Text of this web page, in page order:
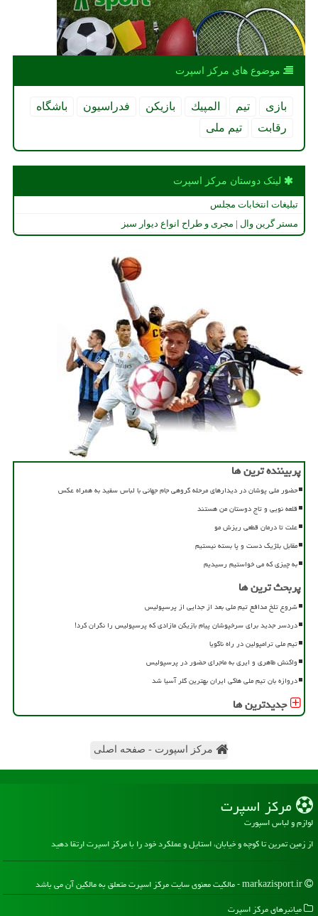
موضوع های مركز اسپرت
بازی تیم المپیك بازیكن فدراسیون
باشگاه
رقابت
تیم ملی
لینک دوستان مركز اسپرت
تبلیغات انتخابات مجلس
مستر گرین وال | مجری و طراح انواع دیوار سبز
پربیننده ترین ها
حضور ملی پوشان در دیدارهای مرحله گروهی جام جهانی با لباس سفید به همراه عکس
قلعه نویی و تاج دوستان من هستند
علت تا درمان قطعی ریزش مو
مقابل بلژیک دست و پا بسته نیستیم
به چیزی که می خواستیم رسیدیم
پربحث ترین ها
شروع تلخ مدافع تیم ملی بعد از جدایی از پرسپولیس
دردسر جدید برای سرخپوشان پیام بازیکن مازادی که پرسپولیس را نگران کرد!
تیم ملی ترامپولین در راه ناگویا
واکنش طاهری و ایری به ماجرای حضور در پرسپولیس
دروازه بان تیم ملی هاکی ایران بهترین گلر آسیا شد
جدیدترین ها
مرکز اسپورت - صفحه اصلی
مركز اسپرت
لوازم و لباس اسپورت
از زمین تمرین تا کوچه و خیابان، استایل و عملکرد خود را با مرکز اسپرت ارتقا دهید
میانبرهای مركز اسپرت